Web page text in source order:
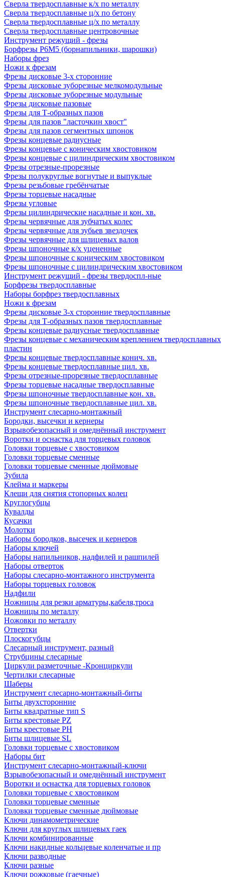
Сверла твердосплавные к/х по металлу
Сверла твердосплавные ц/х по бетону
Сверла твердосплавные ц/х по металлу
Сверла твердосплавные центровочные
Инструмент режущий - фрезы
Борфрезы Р6М5 (борнапильники, шарошки)
Наборы фрез
Ножи к фрезам
Фрезы дисковые 3-х сторонние
Фрезы дисковые зуборезные мелкомодульные
Фрезы дисковые зуборезные модульные
Фрезы дисковые пазовые
Фрезы для Т-образных пазов
Фрезы для пазов "ласточкин хвост"
Фрезы для пазов сегментных шпонок
Фрезы концевые радиусные
Фрезы концевые с коническим хвостовиком
Фрезы концевые с цилиндрическим хвостовиком
Фрезы отрезные-прорезные
Фрезы полукруглые вогнутые и выпуклые
Фрезы резьбовые гребёнчатые
Фрезы торцевые насадные
Фрезы угловые
Фрезы цилиндрические насадные и кон. хв.
Фрезы червячные для зубчатых колес
Фрезы червячные для зубьев звездочек
Фрезы червячные для шлицевых валов
Фрезы шпоночные к/х уцененные
Фрезы шпоночные с коническим хвостовиком
Фрезы шпоночные с цилиндрическим хвостовиком
Инструмент режущий - фрезы твердоспл-ные
Борфрезы твердосплавные
Наборы борфрез твердосплавных
Ножи к фрезам
Фрезы дисковые 3-х сторонние твердосплавные
Фрезы для Т-образных пазов твердосплавные
Фрезы концевые радиусные твердосплавные
Фрезы концевые с механическим креплением твердосплавных
пластин
Фрезы концевые твердосплавные конич. хв.
Фрезы концевые твердосплавные цил. хв.
Фрезы отрезные-прорезные твердосплавные
Фрезы торцевые насадные твердосплавные
Фрезы шпоночные твердосплавные кон. хв.
Фрезы шпоночные твердосплавные цил. хв.
Инструмент слесарно-монтажный
Бородки, высечки и кернеры
Взрывобезопасный и омеднённый инструмент
Воротки и оснаcтка для торцевых головок
Головки торцевые с хвостовиком
Головки торцевые сменные
Головки торцевые сменные дюймовые
Зубила
Клейма и маркеры
Клещи для снятия стопорных колец
Круглогубцы
Кувалды
Кусачки
Молотки
Наборы бородков, высечек и кернеров
Наборы ключей
Наборы напильников, надфилей и рашпилей
Наборы отверток
Наборы слесарно-монтажного инструмента
Наборы торцевых головок
Надфили
Ножницы для резки арматуры,кабеля,троса
Ножницы по металлу
Ножовки по металлу
Отвертки
Плоскогубцы
Слесарный инструмент, разный
Струбцины слесарные
Циркули разметочные -Кронциркули
Чертилки слесарные
Шаберы
Инструмент слесарно-монтажный-биты
Биты двухсторонние
Биты квадратные тип S
Биты крестовые РZ
Биты крестовые РН
Биты шлицевые SL
Головки торцевые с хвостовиком
Наборы бит
Инструмент слесарно-монтажный-ключи
Взрывобезопасный и омеднённый инструмент
Воротки и оснаcтка для торцевых головок
Головки торцевые с хвостовиком
Головки торцевые сменные
Головки торцевые сменные дюймовые
Ключи динамометрические
Ключи для круглых шлицевых гаек
Ключи комбинированные
Ключи накидные кольцевые коленчатые и пр
Ключи разводные
Ключи разные
Ключи рожковые (гаечные)